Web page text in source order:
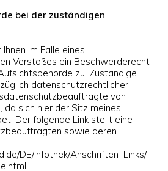
bei der zuständigen
im Falle eines
Verstoßes ein Beschwerderecht
zu. Zuständige
datenschutzrechtlicher
von
sich hier der Sitz meines
Der folgende Link stellt eine
sowie deren
DE/Infothek/Anschriften_Links/